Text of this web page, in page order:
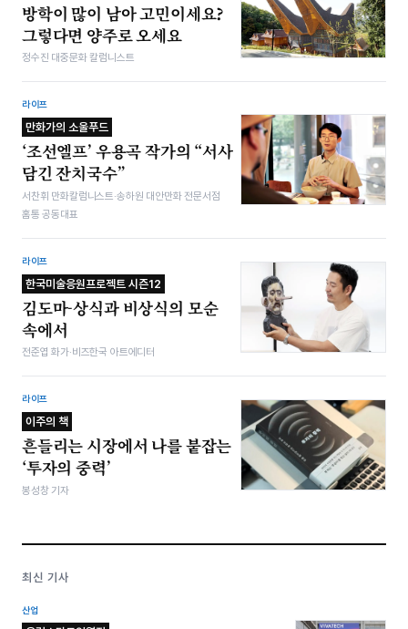
방학이 많이 남아 고민이세요?
그렇다면 양주로 오세요
정수진 대중문화 칼럼니스트
라이프
만화가의 소울푸드
‘조선엘프’ 우용곡 작가의 “서사
담긴 잔치국수”
서찬휘 만화칼럼니스트·송하원 대안만화 전문서점
홈통 공동대표
라이프
한국미술응원프로젝트 시즌12
김도마-상식과 비상식의 모순
속에서
전준엽 화가·비즈한국 아트에디터
라이프
이주의 책
흔들리는 시장에서 나를 붙잡는
‘투자의 중력’
봉성창 기자
최신 기사
산업